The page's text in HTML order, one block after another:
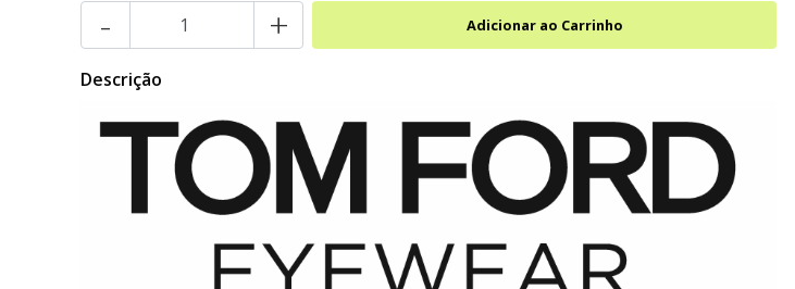
- +
Descrição